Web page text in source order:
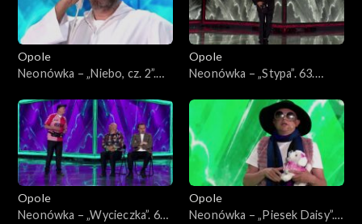
Opole
Neonówka – „Niebo, cz. 2”.
Neo-Nówka
Opole
Neonówka – „Stypa”. 63.
Nówka
Opole
Neonówka – „Wycieczka”. 63.
Opole
Neonówka – „Piesek Daisy”.